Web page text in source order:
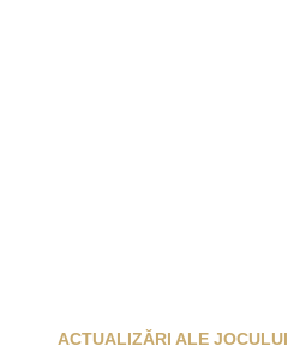
ACTUALIZĂRI ALE JOCULUI